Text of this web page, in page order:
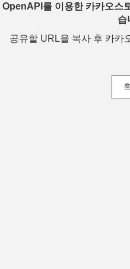
OpenAPI를 이용한 카카오스
습
공유할 URL을 복사 후 카카